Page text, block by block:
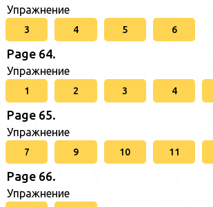
Упражнение
3 4 5 6
Page 64.
Упражнение
1 2 3 4
Page 65.
Упражнение
7 9 10 11
Page 66.
Упражнение